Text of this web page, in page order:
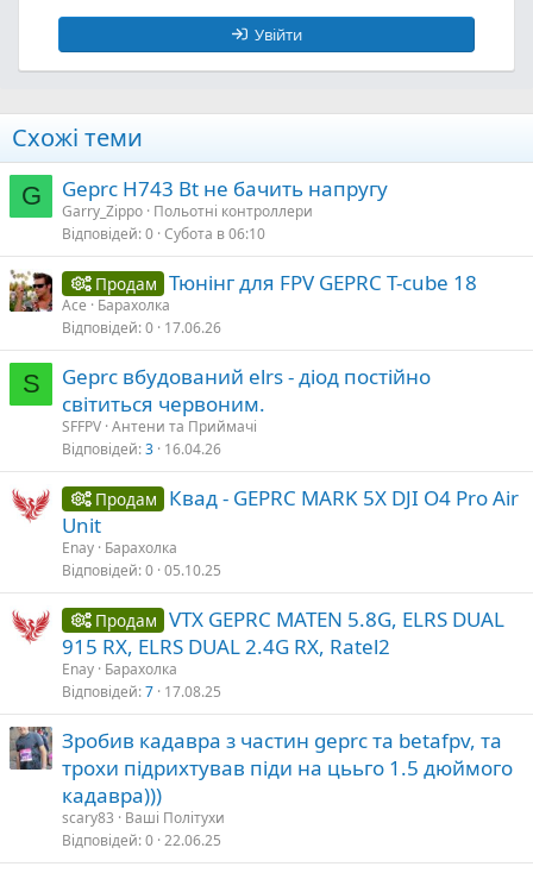
Увійти
Схожі теми
G Geprc H743 Bt не бачить напругу
Garry_Zippo Польотні контроллери
Відповідей 0 Субота в 06:10
Продам Тюнінг для FPV GEPRC T-cube 18
Ace
Барахолка
Відповідей 0 17.06.26
S
Geprc вбудований elrs - діод постійно
світиться червоним.
SFFPV Антени та Приймачі
Відповідей 3 16.04.26
Продам
Квад - GEPRC MARK 5X DJI O4 Pro Air
Unit
Enay Барахолка
Відповідей 0 05.10.25
Продам VTX GEPRC MATEN 5.8G, ELRS DUAL
915 RX, ELRS DUAL 2.4G RX, Ratel2
Enay Барахолка
Відповідей 7 17.08.25
Зробив кадавра з частин geprc та betafpv, та
трохи підрихтував піди на цььго 1.5 дюймого
кадавра)))
scary83
Ваші Політухи
Відповідей 0 22.06.25